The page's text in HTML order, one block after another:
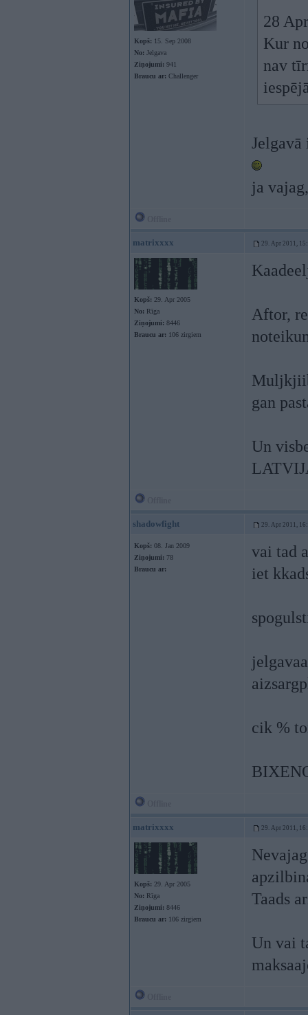
Kopš: 15. Sep 2008
No: Jelgava
Ziņojumi: 941
Braucu ar: Challenger
28
Kur
nav
ja
matrixxxx 29. Apr 2011,
Kopš: 29. Apr 2005
No: Rīga
Ziņojumi: 8446
Braucu ar: 106 zirgiem
Aftor,
gan
Un
shadowfight 29. Apr 2011,
Kopš: 08. Jan 2009
Ziņojumi: 78
Braucu ar:
vai tad
iet
cik %
matrixxxx 29. Apr 2011,
Kopš: 29. Apr 2005
No: Rīga
Ziņojumi: 8446
Braucu ar: 106 zirgiem
Taads
Un vai